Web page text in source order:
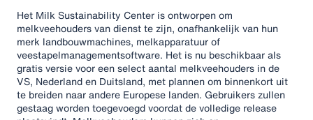
Het Milk Sustainability Center is ontworpen om
melkveehouders van dienst te zijn, onafhankelijk van hun
merk landbouwmachines, melkapparatuur of
veestapelmanagementsoftware. Het is nu beschikbaar als
gratis versie voor een select aantal melkveehouders in de
VS, Nederland en Duitsland, met plannen om binnenkort uit
te breiden naar andere Europese landen. Gebruikers zullen
gestaag worden toegevoegd voordat de volledige release